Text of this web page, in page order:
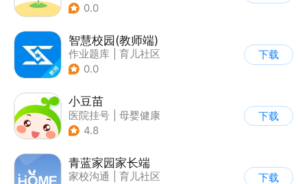
0.0
智慧校园(教师端)
作业题库
育儿社区
| 家校沟通
0.0
下载
小豆苗
医院挂号
母婴健康
4.8
下载
青蓝家园家长端
家校沟通
育儿社区
下载